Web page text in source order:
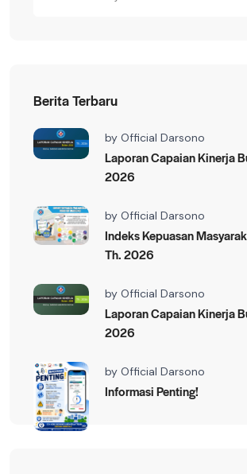
Berita Terbaru
by Official Darsono
Laporan Capaian Kinerja
2026
by Official Darsono
Indeks Kepuasan
Th. 2026
by Official Darsono
Laporan Capaian Kinerja
2026
by Official Darsono
Informasi Penting!